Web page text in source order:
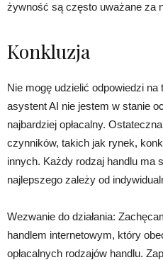
żywność są często uważane za
Konkluzja
Nie mogę udzielić odpowiedzi na
asystent AI nie jestem w stanie
najbardziej opłacalny.
czynników, takich jak rynek,
innych. Każdy rodzaj handlu ma
najlepszego zależy od
Wezwanie do działania:
handlem internetowym, który
opłacalnych rodzajów handlu.